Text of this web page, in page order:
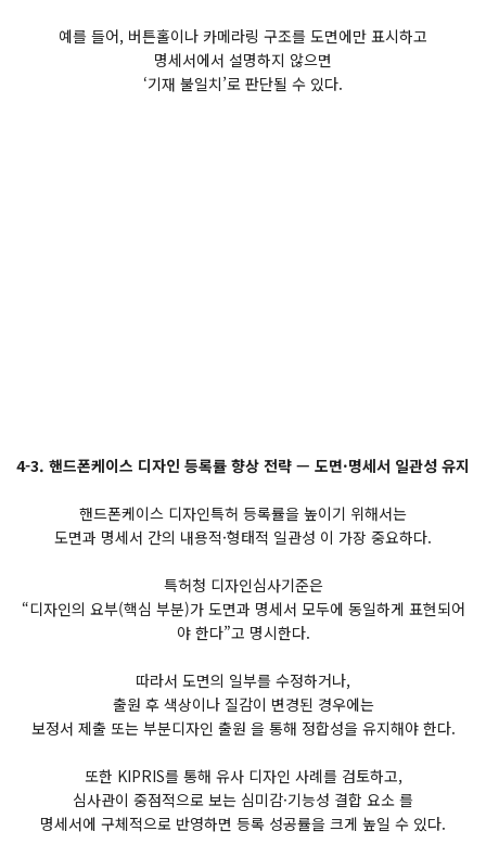
예를 들어, 버튼홀이나 카메라링 구조를 도면에만 표시하고
명세서에서 설명하지 않으면
‘기재 불일치’로 판단될 수 있다.
4-3. 핸드폰케이스 디자인 등록률 향상 전략 — 도면·명세서 일관성 유지
핸드폰케이스 디자인특허 등록률을 높이기 위해서는
도면과 명세서 간의 내용적·형태적 일관성 이 가장 중요하다.
특허청 디자인심사기준은
“디자인의 요부(핵심 부분)가 도면과 명세서 모두에 동일하게 표현되어
야 한다”고 명시한다.
따라서 도면의 일부를 수정하거나,
출원 후 색상이나 질감이 변경된 경우에는
보정서 제출 또는 부분디자인 출원 을 통해 정합성을 유지해야 한다.
또한 KIPRIS를 통해 유사 디자인 사례를 검토하고,
심사관이 중점적으로 보는 심미감·기능성 결합 요소 를
명세서에 구체적으로 반영하면 등록 성공률을 크게 높일 수 있다.